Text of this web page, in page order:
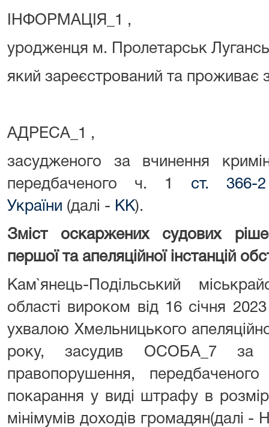
ІНФОРМАЦІЯ_1 ,
уродженця м. Пролетарськ
який зареєстрований та проживає
АДРЕСА_1 ,
засудженого за вчинення
передбаченого ч. 1 ст. 366-
України (далі - КК).
Зміст оскаржених судових
першої та апеляційної інстанцій
Кам`янець-Подільський
області вироком від 16 січня
ухвалою Хмельницького
року, засудив ОСОБА_7 за
правопорушення,
покарання у виді штрафу в
мінімумів доходів громадян(далі